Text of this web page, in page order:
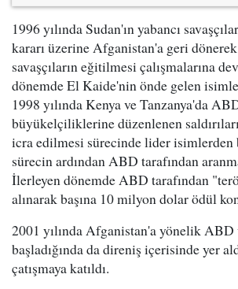
1996 yılında Sudan'ın yabancı
kararı üzerine Afganistan'a geri
savaşçıların eğitilmesi çalışmalarına
dönemde El Kaide'nin önde gelen
1998 yılında Kenya ve Tanzanya'da
büyükelçiliklerine düzenlenen
icra edilmesi sürecinde lider
sürecin ardından ABD tarafından
İlerleyen dönemde ABD tarafından
alınarak başına 10 milyon dolar ödül
2001 yılında Afganistan'a yönelik
başladığında da direniş içerisinde yer
çatışmaya katıldı.